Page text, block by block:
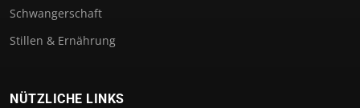
Schwangerschaft
Stillen & Ernährung
NÜTZLICHE LINKS